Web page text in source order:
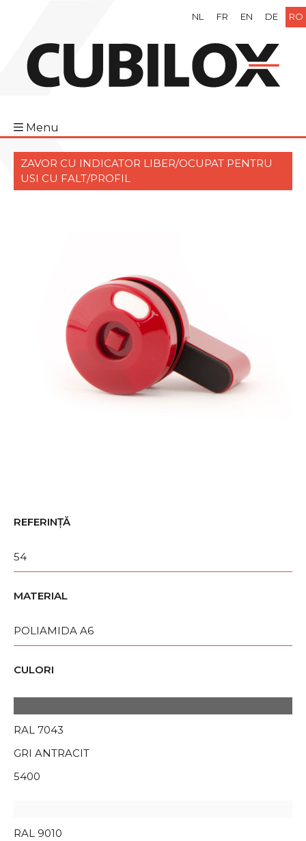
NL FR EN DE RO
Menu
ZAVOR CU INDICATOR LIBER/OCUPAT PENTRU
USI CU FALT/PROFIL
REFERINȚĂ
54
MATERIAL
POLIAMIDA A6
CULORI
RAL 7043
GRI ANTRACIT
5400
RAL 9010